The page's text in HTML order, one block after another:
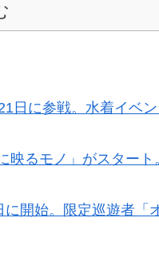
日に参戦。水着イベ
映るモノ」がスター
開始。限定巡遊者「